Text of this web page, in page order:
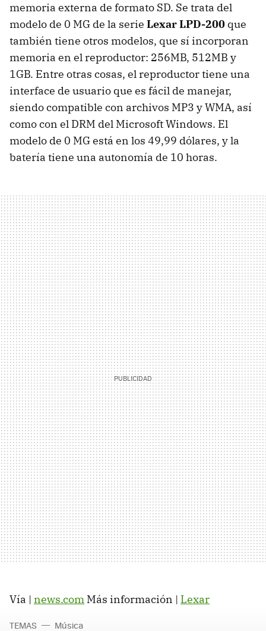
memoria externa de formato SD. Se trata del
modelo de 0 MG de la serie Lexar LPD-200 que
también tiene otros modelos, que sí incorporan
memoria en el reproductor: 256MB, 512MB y
1GB. Entre otras cosas, el reproductor tiene una
interface de usuario que es fácil de manejar,
siendo compatible con archivos MP3 y WMA, así
como con el DRM del Microsoft Windows. El
modelo de 0 MG está en los 49,99 dólares, y la
batería tiene una autonomía de 10 horas.
Vía | news.com Más información | Lexar
TEMAS Música